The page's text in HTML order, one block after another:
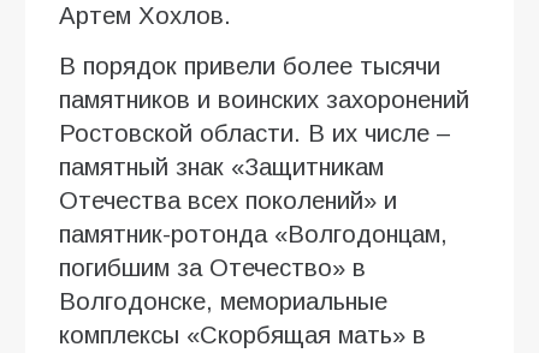
Артем Хохлов.
В порядок привели более тысячи
памятников и воинских захоронений
Ростовской области. В их числе –
памятный знак «Защитникам
Отечества всех поколений» и
памятник-ротонда «Волгодонцам,
погибшим за Отечество» в
Волгодонске, мемориальные
комплексы «Скорбящая мать» в